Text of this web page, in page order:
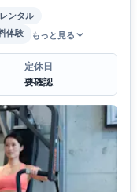
ンタル
体験 もっと見る
定休日
要確認